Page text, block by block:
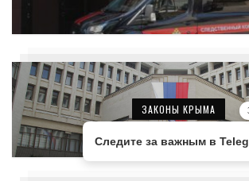
ЗАКОНЫ КРЫМА
Следите за важным в